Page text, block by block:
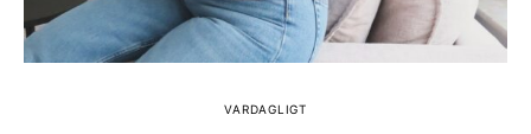
VARDAGLIGT